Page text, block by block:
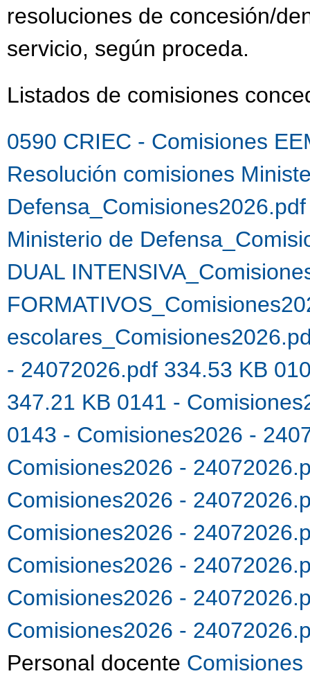
resoluciones de concesión/
servicio, según proceda.
Listados de comisiones
0590 CRIEC - Comisiones
Resolución comisiones
Ministerio de
DUAL
- 24072026.pdf 334.53 KB
347.21 KB 0141 -
0143 - Comisiones2026 -
Comisiones2026 -
Comisiones2026 -
Comisiones2026 -
Comisiones2026 -
Comisiones2026 -
Comisiones2026 -
Personal docente